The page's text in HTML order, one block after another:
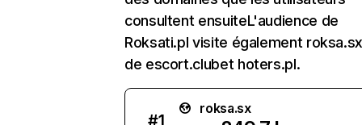
consultent ensuiteL'audience de
Roksati.pl visite également
de escort.clubet hoters.pl.
#1
roksa.sx